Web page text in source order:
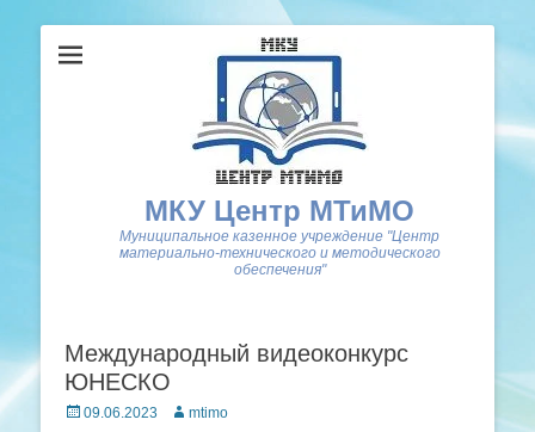
МКУ Центр МТиМО
Муниципальное казенное учреждение "Центр
материально-технического и методического
обеспечения"
Международный видеоконкурс
ЮНЕСКО
Posted
09.06.2023 Author
mtimo